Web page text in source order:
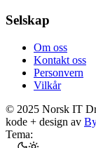
Selskap
Om oss
Kontakt oss
Personvern
Vilkår
© 2025 Norsk IT
kode + design av
Tema: